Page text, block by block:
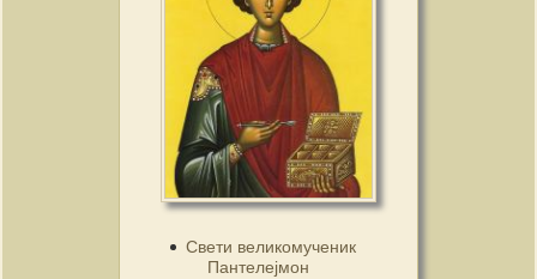
Свети великомученик
Пантелејмон